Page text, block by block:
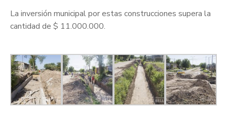
La inversión municipal por estas construcciones supera la
cantidad de $ 11.000.000.